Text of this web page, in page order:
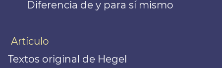
Diferencia de y para sí mismo
Artículo
Textos original de Hegel